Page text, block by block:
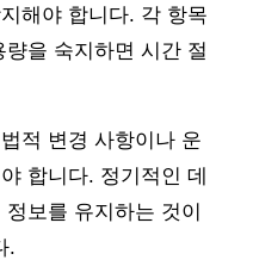
해야 합니다. 각 항목
을 숙지하면 시간 절
적 변경 사항이나 운
합니다. 정기적인 데
보를 유지하는 것이
.